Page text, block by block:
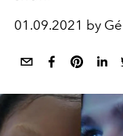
01.09.2021 by